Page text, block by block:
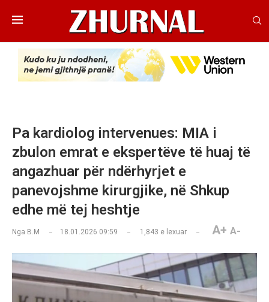
Pa kardiolog intervenues: MIA i
zbulon emrat e ekspertëve të huaj të
angazhuar për ndërhyrjet e
panevojshme kirurgjike, në Shkup
edhe më tej heshtje
Nga B.M 18.01.2026 09:59 1,843 e lexuar A+ A-